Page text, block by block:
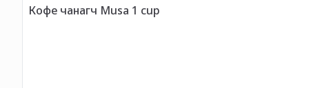
Кофе чанагч Musa 1 cup